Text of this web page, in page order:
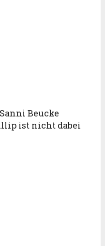
Beucke
ist nicht dabei